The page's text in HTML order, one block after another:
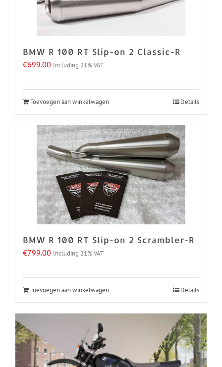
BMW R 100 RT Slip-on 2 Classic-R
€699.00 Including 21% VAT
Toevoegen aan winkelwagen Details
BMW R 100 RT Slip-on 2 Scrambler-R
€799.00 Including 21% VAT
Toevoegen aan winkelwagen Details